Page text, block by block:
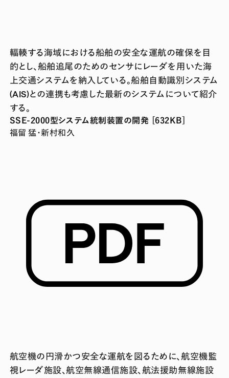
輻輳する海域における船舶の安全な運航の確保を目
的とし、船舶追尾のためのセンサにレーダを用いた海
上交通システムを納入している。船舶自動識別システム
(AIS)との連携も考慮した最新のシステムについて紹介
する。
SSE-2000型システム統制装置の開発 [632KB]
福留 猛・新村和久
航空機の円滑かつ安全な運航を図るために、航空機監
視レーダ施設、航空無線通信施設、航法援助無線施設